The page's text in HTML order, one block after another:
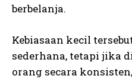
berbelanja.
Kebiasaan kecil
sederhana, tetapi jika
orang secara